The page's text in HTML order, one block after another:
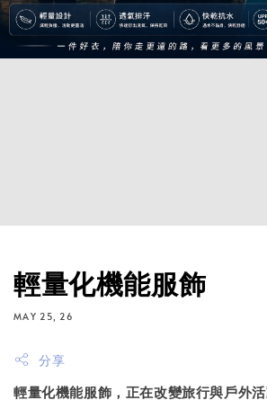
輕量化機能服飾
MAY 25, 26
分享
輕量化機能服飾，正在改變旅行與戶外